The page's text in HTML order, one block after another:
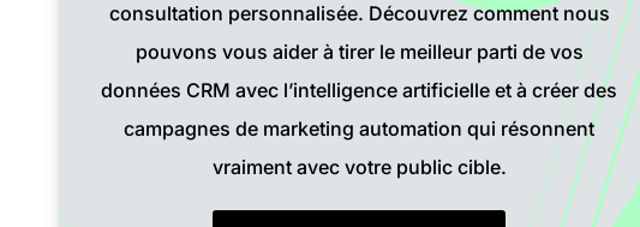
consultation personnalisée. Découvrez comment nous
pouvons vous aider à tirer le meilleur parti de vos
données CRM avec l’intelligence artificielle et à créer des
campagnes de marketing automation qui résonnent
vraiment avec votre public cible.